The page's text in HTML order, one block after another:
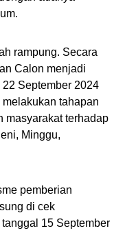
rampung. Secara
Calon menjadi
September 2024
tahapan
masyarakat terhadap
Minggu,
pemberian
di cek
tanggal 15 September